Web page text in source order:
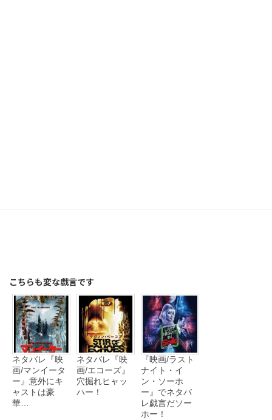
こちらも変な戯言です
ネタバレ『映
画/マンイータ
ー』意外にキ
ャストは豪
華…
ネタバレ『映
画/エコーズ』
穴掘れヒャッ
ハー！
『映画/ラスト
ナイト・イ
ン・ソーホ
ー』でネタバ
レ戯言だソー
ホー！